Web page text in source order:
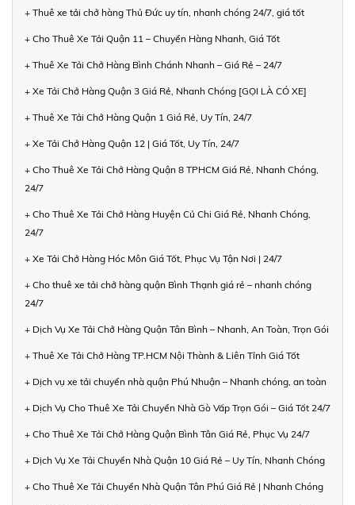
+ Thuê xe tải chở hàng Thủ Đức uy tín, nhanh chóng 24/7, giá tốt
+ Cho Thuê Xe Tải Quận 11 – Chuyển Hàng Nhanh, Giá Tốt
+ Thuê Xe Tải Chở Hàng Bình Chánh Nhanh – Giá Rẻ – 24/7
+ Xe Tải Chở Hàng Quận 3 Giá Rẻ, Nhanh Chóng [GỌI LÀ CÓ XE]
+ Thuê Xe Tải Chở Hàng Quận 1 Giá Rẻ, Uy Tín, 24/7
+ Xe Tải Chở Hàng Quận 12 | Giá Tốt, Uy Tín, 24/7
+ Cho Thuê Xe Tải Chở Hàng Quận 8 TPHCM Giá Rẻ, Nhanh Chóng,
24/7
+ Cho Thuê Xe Tải Chở Hàng Huyện Củ Chi Giá Rẻ, Nhanh Chóng,
24/7
+ Xe Tải Chở Hàng Hóc Môn Giá Tốt, Phục Vụ Tận Nơi | 24/7
+ Cho thuê xe tải chở hàng quận Bình Thạnh giá rẻ – nhanh chóng
24/7
+ Dịch Vụ Xe Tải Chở Hàng Quận Tân Bình – Nhanh, An Toàn, Trọn Gói
+ Thuê Xe Tải Chở Hàng TP.HCM Nội Thành & Liên Tỉnh Giá Tốt
+ Dịch vụ xe tải chuyển nhà quận Phú Nhuận – Nhanh chóng, an toàn
+ Dịch Vụ Cho Thuê Xe Tải Chuyển Nhà Gò Vấp Trọn Gói – Giá Tốt 24/7
+ Cho Thuê Xe Tải Chở Hàng Quận Bình Tân Giá Rẻ, Phục Vụ 24/7
+ Dịch Vụ Xe Tải Chuyển Nhà Quận 10 Giá Rẻ – Uy Tín, Nhanh Chóng
+ Cho Thuê Xe Tải Chuyển Nhà Quận Tân Phú Giá Rẻ | Nhanh Chóng